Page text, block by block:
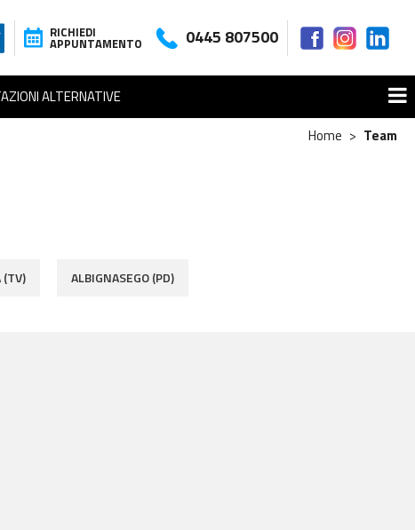
RICHIEDI
APPUNTAMENTO 0445 807500
ALTERNATIVE
Home Team
(TV) ALBIGNASEGO (PD)